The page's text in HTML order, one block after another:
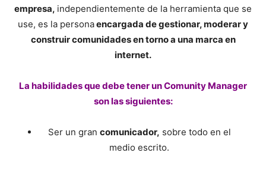
empresa, independientemente de la herramienta que se
use, es la personaencargada de gestionar, moderar y
construir comunidades en torno a una marca en
internet.
La habilidades que debe tener un Comunity Manager
son las siguientes:
Ser un gran comunicador, sobre todo en el
medio escrito.